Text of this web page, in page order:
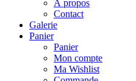
À propos
Contact
Galerie
Panier
Panier
Mon compte
Ma Wishlist